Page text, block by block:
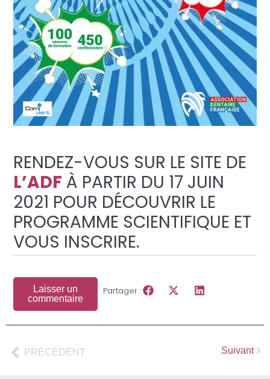
RENDEZ-VOUS SUR LE SITE DE
L’ADF À PARTIR DU 17 JUIN
2021 POUR DÉCOUVRIR LE
PROGRAMME SCIENTIFIQUE ET
VOUS INSCRIRE.
Laisser un
commentaire
Partager :
PRÉCÉDENT Suivant